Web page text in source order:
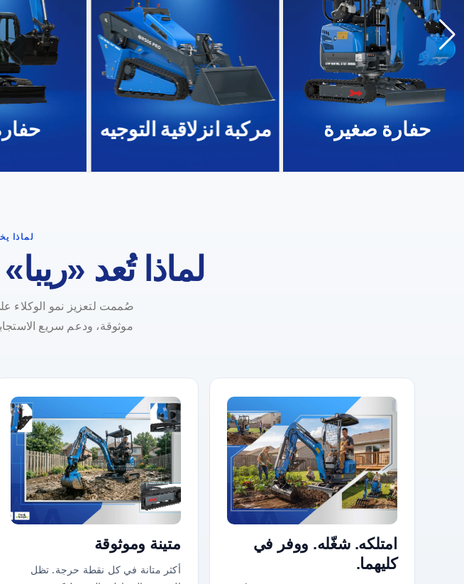
حفارة صغيرة مركبة انزلاقية التوجيه
لماذا
لماذا تُعد
صُممت لتعزيز نمو الوكلاء
موثوقة، ودعم سريع
امتلكه. شغّله. ووفر في
كليهما.
متينة وموثوقة
أكثر متانة في كل نقطة حرجة. تظل